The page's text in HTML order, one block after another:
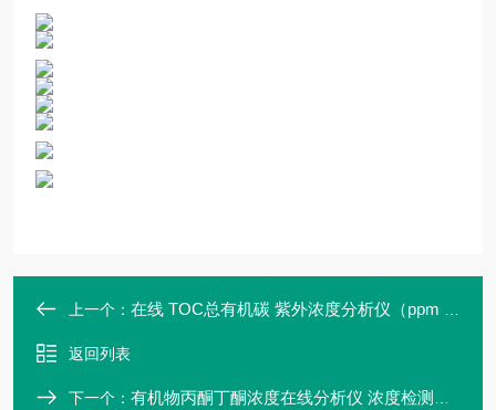
上一个： 在线 TOC总有机碳 紫外浓度分析仪（ppm ~ %） 管道安装 控制传感器
返回列表
下一个： 有机物丙酮丁酮浓度在线分析仪 浓度检测仪 在线浓度计 浓度仪